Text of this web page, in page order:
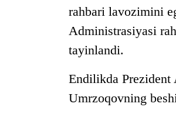
rahbari lavozimini
Administrasiyasi
tayinlandi.
Endilikda Prezident
Umrzoqovning